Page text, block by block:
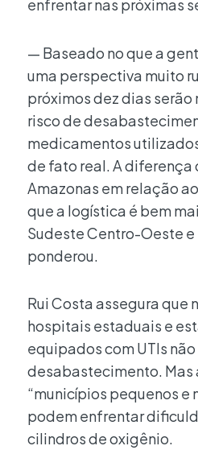
enfrentar nas próximas
— Baseado no que a
uma perspectiva muito
próximos dez dias
risco de
medicamentos
de fato real. A diferença
Amazonas em relação
que a logística é bem
Sudeste Centro-Oeste
ponderou.
Rui Costa assegura que
hospitais estaduais e
equipados com UTIs
desabastecimento. Mas
“municípios pequenos e
podem enfrentar
cilindros de oxigênio.